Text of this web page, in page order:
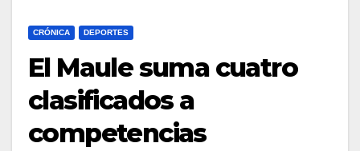
CRÓNICA DEPORTES
El Maule suma cuatro
clasificados a
competencias